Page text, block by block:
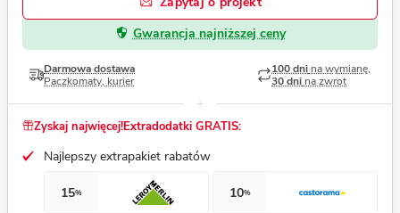
Gwarancja najniższej ceny
Darmowa dostawa
Paczkomaty, kurier
100 dni na wymianę,
30 dni na zwrot
Zyskaj najwięcej!Extradodatki GRATIS:
Najlepszy extrapakiet rabatów
15% 10%